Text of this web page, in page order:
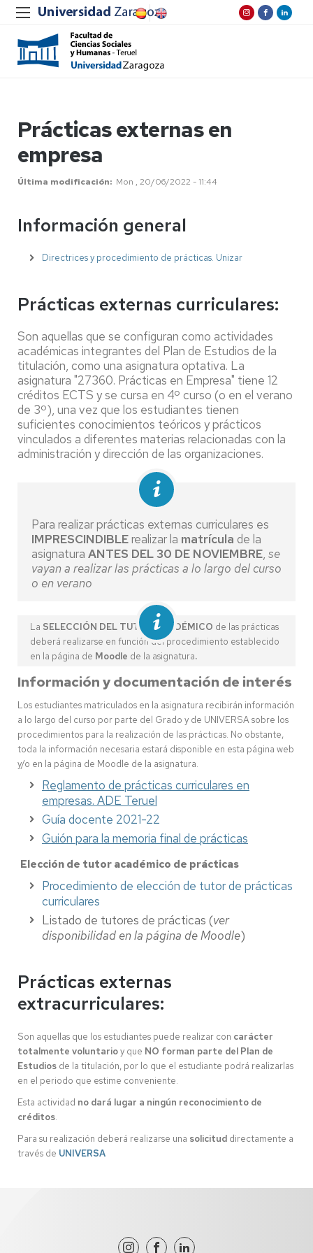
Prácticas externas en
empresa
Última modificación Mon , 20/06/2022 - 11:44
Información general
Directrices y procedimiento de prácticas. Unizar
Prácticas externas curriculares:
Son aquellas que se configuran como actividades
académicas integrantes del Plan de Estudios de la
titulación, como una asignatura optativa. La
asignatura "27360. Prácticas en Empresa" tiene 12
créditos ECTS y se cursa en 4º curso (o en el verano
de 3º), una vez que los estudiantes tienen
suficientes conocimientos teóricos y prácticos
vinculados a diferentes materias relacionadas con la
administración y dirección de las organizaciones.
Para realizar prácticas externas curriculares es
IMPRESCINDIBLErealizar la matrícula de la
asignatura ANTES DEL 30 DE NOVIEMBRE, se
vayan a realizar las prácticas a lo largo del curso
o en verano
La SELECCIÓN DEL TUTOR ACADÉMICO de las prácticas
deberá realizarse en función del procedimiento establecido
en la página de Moodle de la asignatura.
Información y documentación de interés
Los estudiantes matriculados en la asignatura recibirán información
a lo largo del curso por parte del Grado y de UNIVERSA sobre los
procedimientos para la realización de las prácticas. No obstante,
toda la información necesaria estará disponible en esta página web
y/o en la página de Moodle de la asignatura.
Reglamento de prácticas curriculares en
empresas. ADE Teruel
Guía docente 2021-22
Guión para la memoria final de prácticas
Elección de tutor académico de prácticas
Procedimiento de elección de tutor de prácticas
curriculares
Listado de tutores de prácticas (ver
disponibilidad en la página de Moodle)
Prácticas externas
extracurriculares:
Son aquellas que los estudiantes puede realizar con carácter
totalmente voluntarioy que NO forman parte del Plan de
Estudios de la titulación, por lo que el estudiante podrá realizarlas
en el periodo que estime conveniente.
Esta actividad no dará lugar a ningún reconocimiento de
créditos.
Para su realización deberá realizarse una solicitud directamente a
través de UNIVERSA